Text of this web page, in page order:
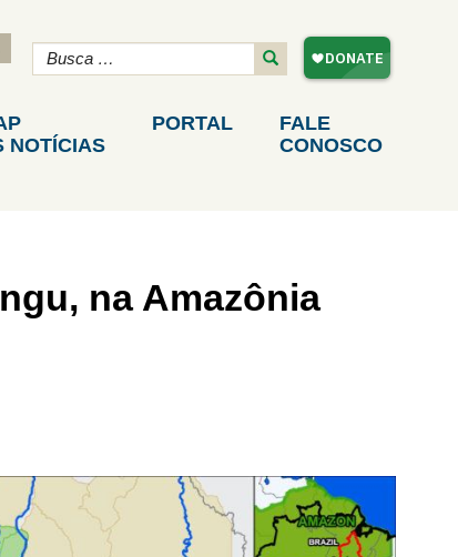
NOTÍCIAS
PORTAL
FALE
CONOSCO
na Amazônia